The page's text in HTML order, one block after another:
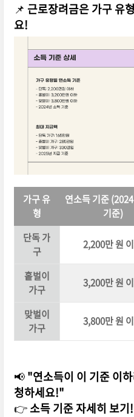
📌 근로장려금은 가구 유
요!
가구 유
형
연소득 기준
기준)
단독 가
구
2,200만 원
홑벌이
가구
3,200만 원
맞벌이
가구
3,800만 원
📢"연소득이 이 기준 이
청하세요!"
👉소득 기준 자세히 보기!